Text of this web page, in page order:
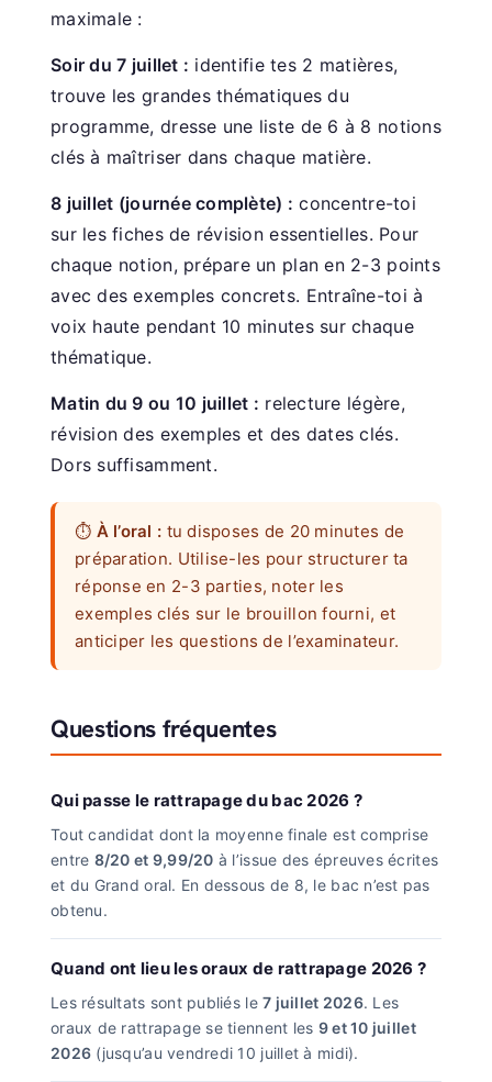
maximale :
Soir du 7 juillet : identifie tes 2 matières,
trouve les grandes thématiques du
programme, dresse une liste de 6 à 8 notions
clés à maîtriser dans chaque matière.
8 juillet (journée complète) : concentre-toi
sur les fiches de révision essentielles. Pour
chaque notion, prépare un plan en 2-3 points
avec des exemples concrets. Entraîne-toi à
voix haute pendant 10 minutes sur chaque
thématique.
Matin du 9 ou 10 juillet : relecture légère,
révision des exemples et des dates clés.
Dors suffisamment.
⏱️ À l’oral : tu disposes de 20 minutes de
préparation. Utilise-les pour structurer ta
réponse en 2-3 parties, noter les
exemples clés sur le brouillon fourni, et
anticiper les questions de l’examinateur.
Questions fréquentes
Qui passe le rattrapage du bac 2026 ?
Tout candidat dont la moyenne finale est comprise
entre 8/20 et 9,99/20 à l’issue des épreuves écrites
et du Grand oral. En dessous de 8, le bac n’est pas
obtenu.
Quand ont lieu les oraux de rattrapage 2026 ?
Les résultats sont publiés le7 juillet 2026. Les
oraux de rattrapage se tiennent les 9 et 10 juillet
2026 (jusqu’au vendredi 10 juillet à midi).